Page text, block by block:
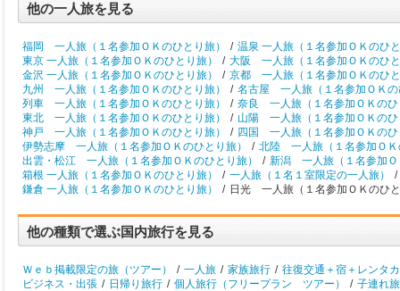
他の一人旅を見る
福岡 一人旅（１名参加ＯＫのひとり旅） / 温泉 一人旅（１名参加ＯＫのひ
東京 一人旅（１名参加ＯＫのひとり旅）
/ 大阪 一人旅（１名参加ＯＫのひ
金沢 一人旅（１名参加ＯＫのひとり旅）
/ 京都 一人旅（１名参加ＯＫのひ
九州 一人旅（１名参加ＯＫのひとり旅）
/ 名古屋 一人旅（１名参加ＯＫの
列車 一人旅（１名参加ＯＫのひとり旅）
/ 奈良 一人旅（１名参加ＯＫのひ
東北 一人旅（１名参加ＯＫのひとり旅）
/ 山陽 一人旅（１名参加ＯＫのひ
神戸 一人旅（１名参加ＯＫのひとり旅）
/ 四国 一人旅（１名参加ＯＫのひ
伊勢志摩 一人旅（１名参加ＯＫのひとり旅）
/ 北陸 一人旅（１名参加ＯＫ
出雲・松江 一人旅（１名参加ＯＫのひとり旅）
/ 新潟 一人旅（１名参加Ｏ
箱根 一人旅（１名参加ＯＫのひとり旅）
/ 一人旅（１名１室限定の一人旅）
/
鎌倉 一人旅（１名参加ＯＫのひとり旅）
/ 日光 一人旅（１名参加ＯＫのひ
他の種類で選ぶ国内旅行を見る
Ｗｅｂ掲載限定の旅（ツアー） / 一人旅 / 家族旅行 / 往復交通＋宿＋レンタ
ビジネス・出張 / 日帰り旅行 / 個人旅行（フリープラン ツアー） / 子連れ